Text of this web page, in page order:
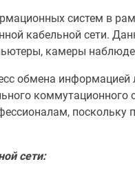
систем в
кабельной сети.
камеры
обмена
сети: